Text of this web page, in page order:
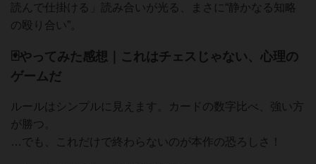
読んで仕掛ける」読み合いが光る、まさに“静かなる知略
の殴り合い”。
🃏やってみた感想｜これはチェスじゃない、心理の
ゲームだ
ルールはシンプルに見えます。カードの数字比べ、強い方
が勝つ。
…でも、これだけで終わらないのが本作の恐ろしさ！